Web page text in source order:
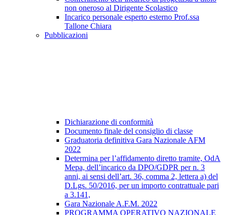
non oneroso al Dirigente Scolastico
Incarico personale esperto esterno Prof.ssa
Tallone Chiara
Pubblicazioni
Dichiarazione di conformità
Documento finale del consiglio di classe
Graduatoria definitiva Gara Nazionale AFM
2022
Determina per l’affidamento diretto tramite, OdA
Mepa, dell’incarico da DPO/GDPR per n. 3
anni, ai sensi dell’art. 36, comma 2, lettera a) del
D.Lgs. 50/2016, per un importo contrattuale pari
a 3.141,
Gara Nazionale A.F.M. 2022
PROGRAMMA OPERATIVO NAZIONALE